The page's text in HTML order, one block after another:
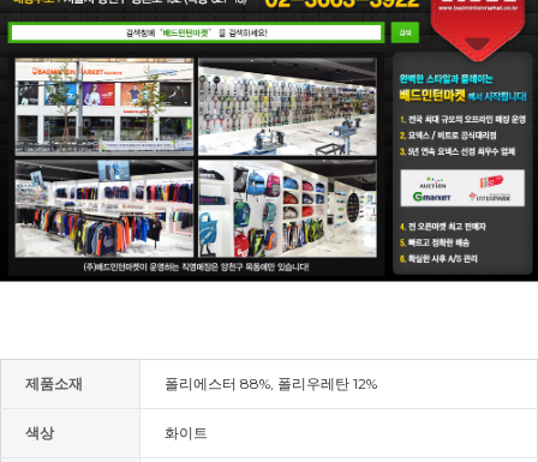
제품소재 폴리에스터 88%, 폴리우레탄 12%
색상 화이트